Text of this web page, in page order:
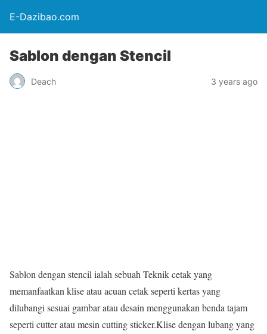
E-Dazibao.com
Sablon dengan Stencil
Deach 3 years ago
Sablon dengan stencil ialah sebuah Teknik cetak yang
memanfaatkan klise atau acuan cetak seperti kertas yang
dilubangi sesuai gambar atau desain menggunakan benda tajam
seperti cutter atau mesin cutting sticker.Klise dengan lubang yang